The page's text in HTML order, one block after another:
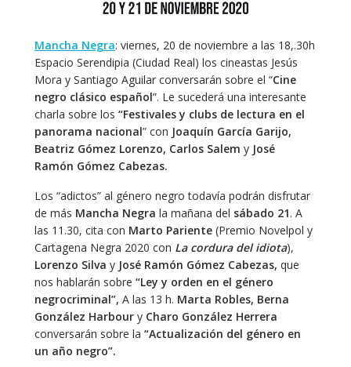
Mancha Negra: viernes, 20 de noviembre a las 18,.30h
Espacio Serendipia (Ciudad Real) los cineastas Jesús
Mora y Santiago Aguilar conversarán sobre el “Cine
negro clásico español”. Le sucederá una interesante
charla sobre los “Festivales y clubs de lectura en el
panorama nacional” con Joaquín García Garijo,
Beatriz Gómez Lorenzo, Carlos Salem y José
Ramón Gómez Cabezas.
Los “adictos” al género negro todavía podrán disfrutar
de más Mancha Negra la mañana del sábado 21. A
las 11.30, cita con Marto Pariente(Premio Novelpol y
Cartagena Negra 2020 con La cordura del idiota),
Lorenzo Silva y José Ramón Gómez Cabezas, que
nos hablarán sobre “Ley y orden en el género
negrocriminal”, A las 13 h. Marta Robles, Berna
González HarbouryCharo González Herrera
conversarán sobre la “Actualización del género en
un año negro”.